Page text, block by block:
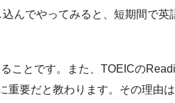
んでやってみると、短期間で英
ことです。また、TOEICの
要だと教わります。その理由